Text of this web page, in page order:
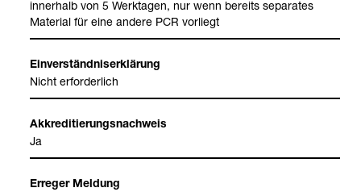
inner­halb von 5 Werk­ta­gen, nur wenn bereits sepa­ra­tes
Mate­rial für eine andere PCR vor­liegt
Ein­ver­ständ­nis­er­klä­rung
Nicht erfor­der­lich
Akkre­di­tie­rungs­nach­weis
Ja
Erre­ger Mel­dung